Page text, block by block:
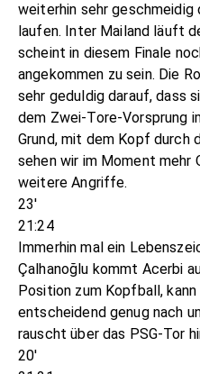
weiterhin sehr geschmeidig
laufen. Inter Mailand läuft
scheint in diesem Finale
angekommen zu sein. Die
sehr geduldig darauf, dass
dem Zwei-Tore-Vorsprung
Grund, mit dem Kopf durch
sehen wir im Moment mehr
weitere Angriffe.
23'
21:24
Immerhin mal ein
Çalhanoğlu kommt Acerbi
Position zum Kopfball,
entscheidend genug nach
rauscht über das PSG-Tor
20'